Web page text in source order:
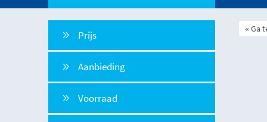
Ga
Prijs
Aanbieding
Voorraad